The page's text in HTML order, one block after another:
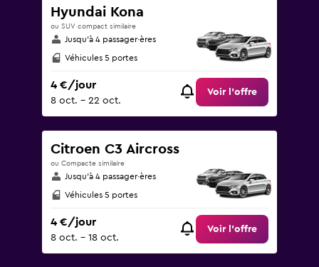
Hyundai Kona
ou SUV compact similaire
Jusqu’à 4 passager·ères
Véhicules 5 portes
4 €/jour
8 oct. - 22 oct.
Voir l’offre
Citroen C3 Aircross
ou Compacte similaire
Jusqu’à 4 passager·ères
Véhicules 5 portes
4 €/jour
8 oct. - 18 oct.
Voir l’offre